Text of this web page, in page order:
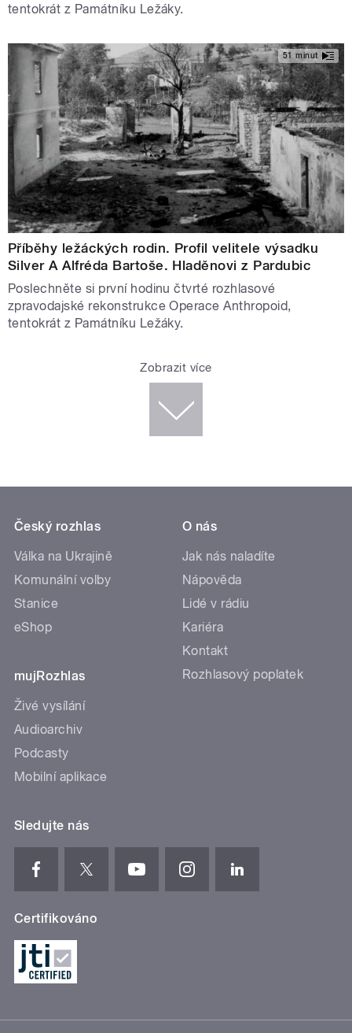
tentokrát z Památníku Ležáky.
51 minut
Příběhy ležáckých rodin. Profil velitele výsadku
Silver A Alfréda Bartoše. Hladěnovi z Pardubic
Poslechněte si první hodinu čtvrté rozhlasové
zpravodajské rekonstrukce Operace Anthropoid,
tentokrát z Památníku Ležáky.
Zobrazit více
Český rozhlas
Válka na Ukrajině
Komunální volby
Stanice
eShop
mujRozhlas
Živé vysílání
Audioarchiv
Podcasty
Mobilní aplikace
O nás
Jak nás naladíte
Nápověda
Lidé v rádiu
Kariéra
Kontakt
Rozhlasový poplatek
Sledujte nás
Certifikováno